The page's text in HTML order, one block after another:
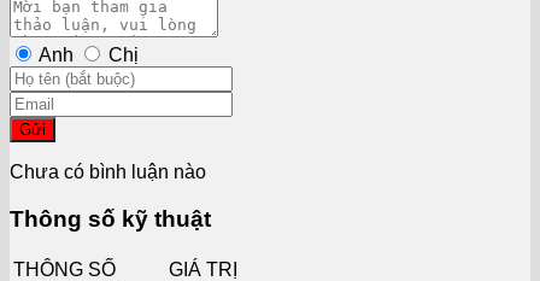
Anh Chị
Gửi
Chưa có bình luận nào
Thông số kỹ thuật
THÔNG SỐ
GIÁ TRỊ